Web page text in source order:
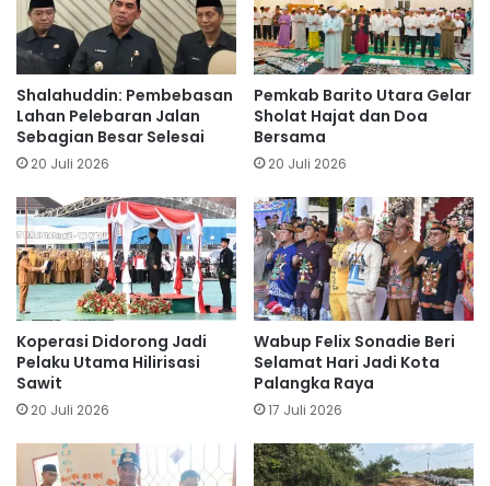
Shalahuddin: Pembebasan
Lahan Pelebaran Jalan
Sebagian Besar Selesai
20 Juli 2026
Pemkab Barito Utara Gelar
Sholat Hajat dan Doa
Bersama
20 Juli 2026
Koperasi Didorong Jadi
Pelaku Utama Hilirisasi
Sawit
20 Juli 2026
Wabup Felix Sonadie Beri
Selamat Hari Jadi Kota
Palangka Raya
17 Juli 2026